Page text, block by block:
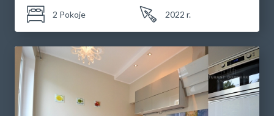
2 Pokoje 2022 r.